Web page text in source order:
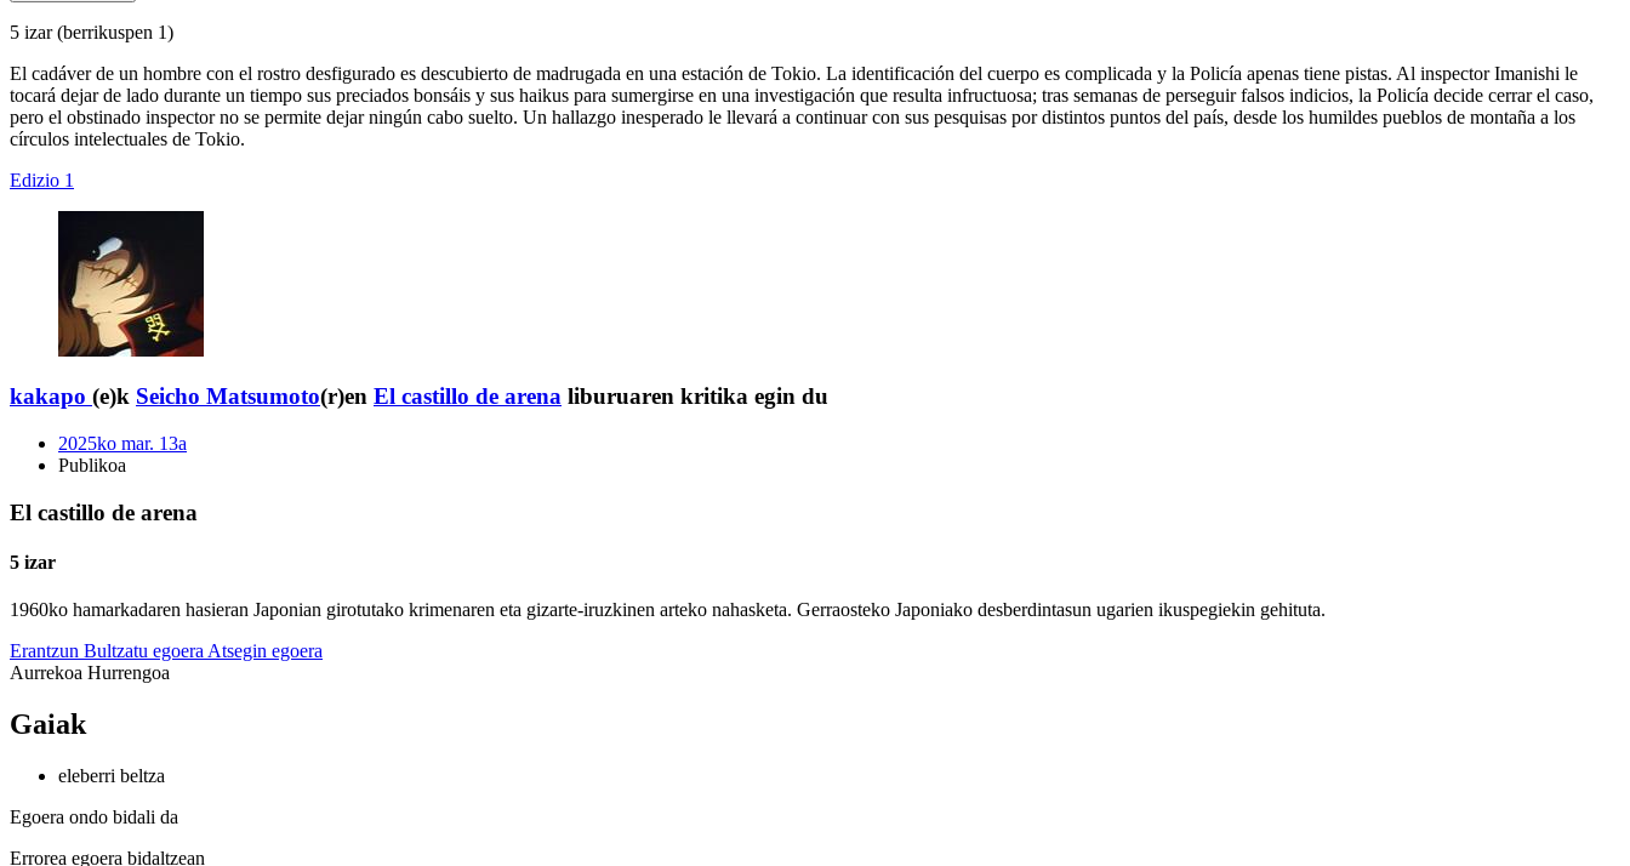
5 izar(berrikuspen 1)
El cadáver de un hombre con el rostro desfigurado es descubierto de madrugada en una estación de Tokio. La identificación del cuerpo es complicada y la Policía apenas tiene pistas. Al inspector Imanishi le
tocará dejar de lado durante un tiempo sus preciados bonsáis y sus haikus para sumergirse en una investigación que resulta infructuosa; tras semanas de perseguir falsos indicios, la Policía decide cerrar el caso,
pero el obstinado inspector no se permite dejar ningún cabo suelto. Un hallazgo inesperado le llevará a continuar con sus pesquisas por distintos puntos del país, desde los humildes pueblos de montaña a los
círculos intelectuales de Tokio.
Edizio 1
kakapo (e)k Seicho Matsumoto(r)en El castillo de arena liburuaren kritika egin du
2025ko mar. 13a
Publikoa
El castillo de arena
5 izar
1960ko hamarkadaren hasieran Japonian girotutako krimenaren eta gizarte-iruzkinen arteko nahasketa. Gerraosteko Japoniako desberdintasun ugarien ikuspegiekin gehituta.
Erantzun Bultzatu egoera Atsegin egoera
Aurrekoa Hurrengoa
Gaiak
eleberri beltza
Egoera ondo bidali da
Errorea egoera bidaltzean